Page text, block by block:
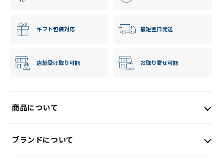
ギフト包装対応 最短翌日発送
店舗受け取り可能 お取り寄せ可能
商品について
ブランドについて